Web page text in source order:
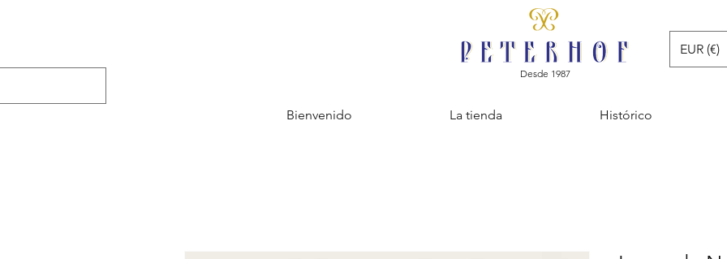
EUR (€)
Desde 1987
Bienvenido La tienda Histórico